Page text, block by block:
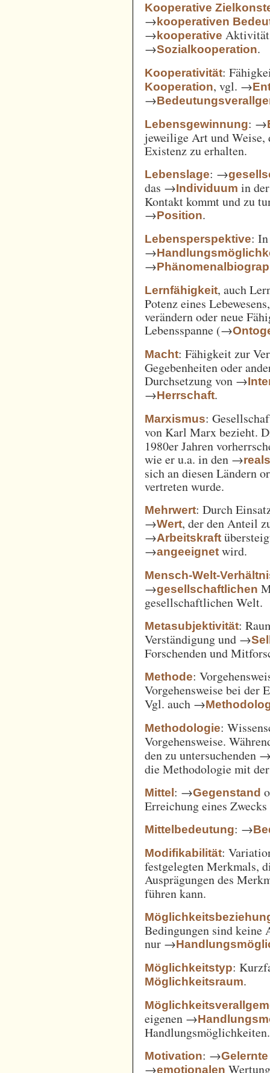
Kooperative
→kooperativen
→kooperative
→Sozialkooperation.
Kooperativität:
Kooperation, vgl. →
→
Lebensgewinnung: →
jeweilige Art und
Existenz zu erhalten.
Lebenslage: →
das →Individuum in
Kontakt kommt und zu
→Position.
Lebensperspektive:
→
→
Lernfähigkeit, auch
Potenz eines
verändern oder neue
Lebensspanne (→
Macht: Fähigkeit zur
Gegebenheiten oder
Durchsetzung von →
→Herrschaft.
Marxismus:
von Karl Marx bezieht.
1980er Jahren
wie er u.a. in den →
sich an diesen Ländern
vertreten wurde.
Mehrwert: Durch
→Wert, der den Anteil
→Arbeitskraft
→angeeignet wird.
Mensch-Welt-
→gesellschaftlichen
gesellschaftlichen Welt.
Metasubjektivität:
Verständigung und →
Forschenden und
Methode:
Vorgehensweise bei der
Vgl. auch →
Methodologie:
Vorgehensweise.
den zu untersuchenden
die Methodologie mit
Mittel: →Gegenstand
Erreichung eines
Mittelbedeutung: →
Modifikabilität:
festgelegten Merkmals,
Ausprägungen des
führen kann.
Bedingungen sind keine
nur →
Möglichkeitstyp:
Möglichkeitsraum.
eigenen →
Handlungsmöglichkeiten.
Motivation: →Gelernte
→emotionalen